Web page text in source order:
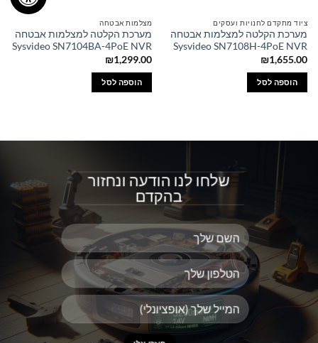
ציוד מתקדם לחנויות ועסקים
מערכת הקלטה למצלמות אבטחה
Sysvideo SN7108H-4PoE NVR
₪1,655.00
הוספה לסל
מצלמות אבטחה
מערכת הקלטה למצלמות אבטחה
Sysvideo SN7104BA-4PoE NVR
₪1,299.00
הוספה לסל
שלחו לנו הודעה ונחזור
בהקדם